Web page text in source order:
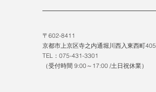
〒602-8411
京都市上京区寺之内通堀川西入東西町405
TEL：075-431-3301
（受付時間 9:00～17:00 /土日祝休業）